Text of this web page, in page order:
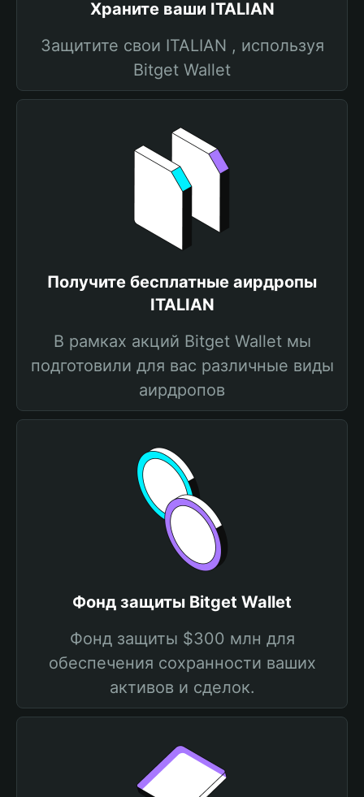
Храните ваши ITALIAN
Защитите свои ITALIAN , используя
Bitget Wallet
Получите бесплатные аирдропы
ITALIAN
В рамках акций Bitget Wallet мы
подготовили для вас различные виды
аирдропов
Фонд защиты Bitget Wallet
Фонд защиты $300 млн для
обеспечения сохранности ваших
активов и сделок.